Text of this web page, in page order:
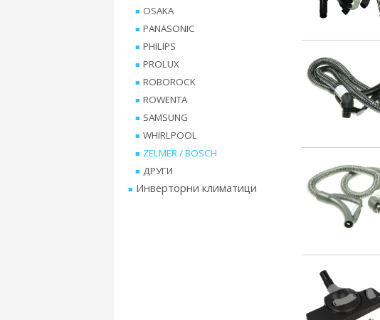
OSAKA
PANASONIC
PHILIPS
PROLUX
ROBOROCK
ROWENTA
SAMSUNG
WHIRLPOOL
ZELMER / BOSCH
ДРУГИ
Инверторни климатици